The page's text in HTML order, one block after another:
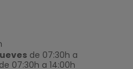
de 07:30h a
de 07:30h a 14:00h